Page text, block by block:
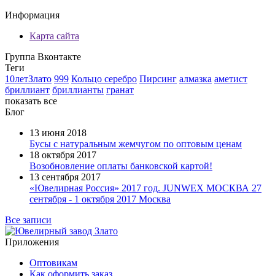
Информация
Карта сайта
Группа Вконтакте
Теги
10летЗлато 999 Кольцо серебро Пирсинг алмазка аметист
бриллиант бриллианты гранат
показать все
Блог
13 июня 2018
Бусы с натуральным жемчугом по оптовым ценам
18 октября 2017
Возобновление оплаты банковской картой!
13 сентября 2017
«Ювелирная Россия» 2017 год. JUNWEX МОСКВА 27
сентября - 1 октября 2017 Москва
Все записи
Приложения
Оптовикам
Как оформить заказ